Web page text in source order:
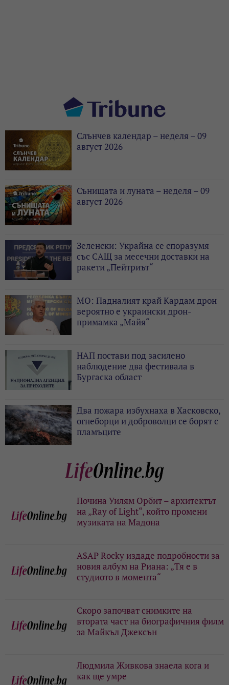
Слънчев календар – неделя – 09
август 2026
Сънищата и луната – неделя – 09
август 2026
Зеленски: Украйна се споразумя
със САЩ за месечни доставки на
ракети „Пейтриът“
МО: Падналият край Кардам дрон
вероятно е украински дрон-
примамка „Майя“
НАП постави под засилено
наблюдение два фестивала в
Бургаска област
Два пожара избухнаха в Хасковско,
огнеборци и доброволци се борят с
пламъците
Почина Уилям Орбит – архитектът
на „Ray of Light“, който промени
музиката на Мадона
A$AP Rocky издаде подробности за
новия албум на Риана: „Тя е в
студиото в момента“
Скоро започват снимките на
втората част на биографичния филм
за Майкъл Джексън
Людмила Живкова знаела кога и
как ще умре